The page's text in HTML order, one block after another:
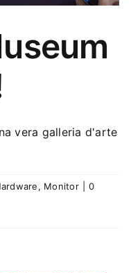
vera galleria d'arte
, Monitor
0